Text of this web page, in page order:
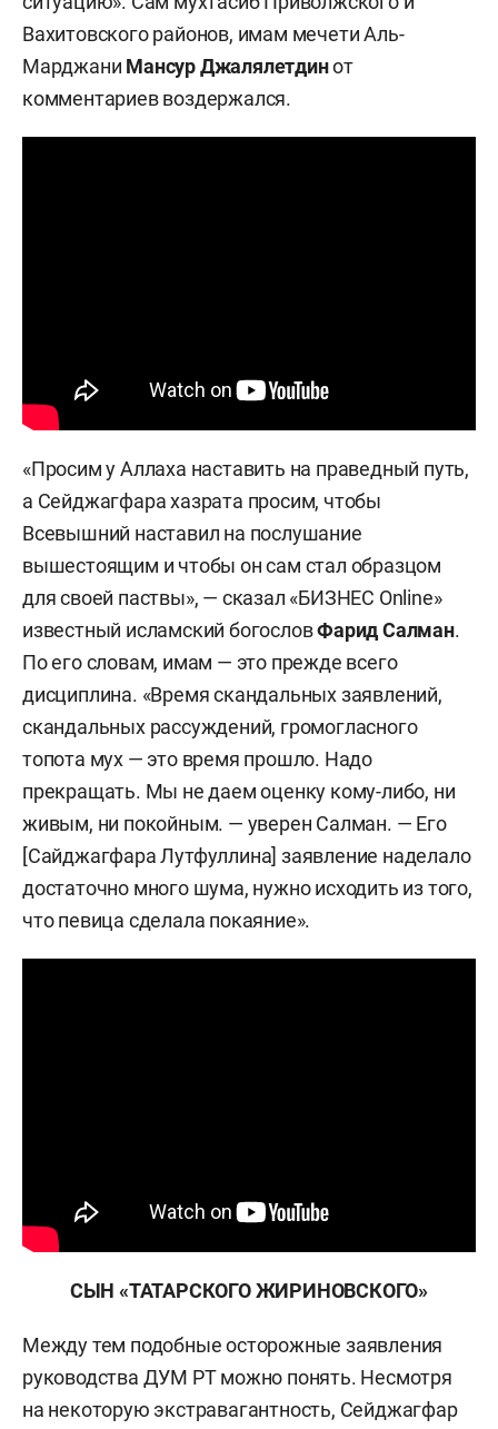
Вахитовского районов, имам мечети Аль-
Марджани Мансур Джалялетдинот
комментариев воздержался.
«Просим у Аллаха наставить на праведный путь,
а Сейджагфара хазрата просим, чтобы
Всевышний наставил на послушание
вышестоящим и чтобы он сам стал образцом
для своей паствы», — сказал «БИЗНЕС Online»
известный исламский богословФарид Салман.
По его словам, имам — это прежде всего
дисциплина. «Время скандальных заявлений,
скандальных рассуждений, громогласного
топота мух — это время прошло. Надо
прекращать. Мы не даем оценку кому-либо, ни
живым, ни покойным. — уверен Салман. — Его
[Сайджагфара Лутфуллина] заявление наделало
достаточно много шума, нужно исходить из того,
что певица сделала покаяние».
СЫН «ТАТАРСКОГО ЖИРИНОВСКОГО»
Между тем подобные осторожные заявления
руководства ДУМ РТ можно понять. Несмотря
на некоторую экстравагантность, Сейджагфар